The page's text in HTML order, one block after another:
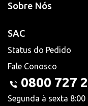
Sobre Nós
SAC
Status do Pedido
Fale Conosco
0800 727
Segunda à sexta 8:00